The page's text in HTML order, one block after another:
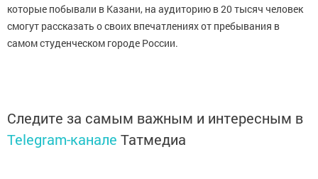
которые побывали в Казани, на аудиторию в 20 тысяч человек
смогут рассказать о своих впечатлениях от пребывания в
самом студенческом городе России.
Следите за самым важным и интересным в
Telegram-канале Татмедиа